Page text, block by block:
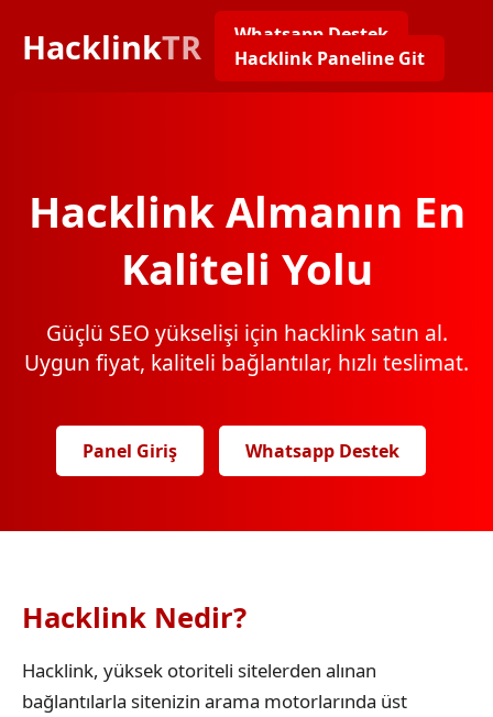
HacklinkTR
Whatsapp Destek
Hacklink Paneline Git
Hacklink Almanın En
Kaliteli Yolu
Güçlü SEO yükselişi için hacklink satın al.
Uygun fiyat, kaliteli bağlantılar, hızlı teslimat.
Panel Giriş Whatsapp Destek
Hacklink Nedir?
Hacklink, yüksek otoriteli sitelerden alınan
bağlantılarla sitenizin arama motorlarında üst